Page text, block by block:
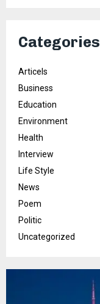
Categories
Articels
Business
Education
Environment
Health
Interview
Life Style
News
Poem
Politic
Uncategorized